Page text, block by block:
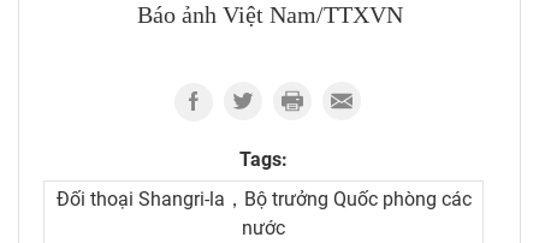
Báo ảnh Việt Nam/TTXVN
Tags:
Đối thoại Shangri-la，Bộ trưởng Quốc phòng các
nước